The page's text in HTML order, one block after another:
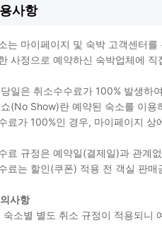
사항
는 마이페이지 및 숙박 고객센터를
사정으로 예약하신 숙박업체에
일은 취소수수료가 100% 발생하
(No Show)란 예약된 숙소를 이
료가 100%인 경우, 마이페이지
료 규정은 예약일(결제일)과 관계
료는 할인(쿠폰) 적용 전 객실 판
사항
숙소별 별도 취소 규정이 적용되니